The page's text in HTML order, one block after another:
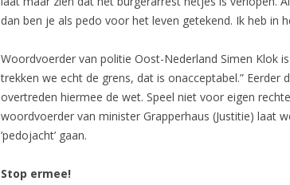
dan ben je als pedo voor het leven getekend. Ik heb in
Woordvoerder van politie Oost-Nederland Simen Klok
trekken we echt de grens, dat is onacceptabel.” Eerder
overtreden hiermee de wet. Speel niet voor eigen
woordvoerder van minister Grapperhaus (Justitie) laat
’pedojacht’ gaan.
Stop ermee!